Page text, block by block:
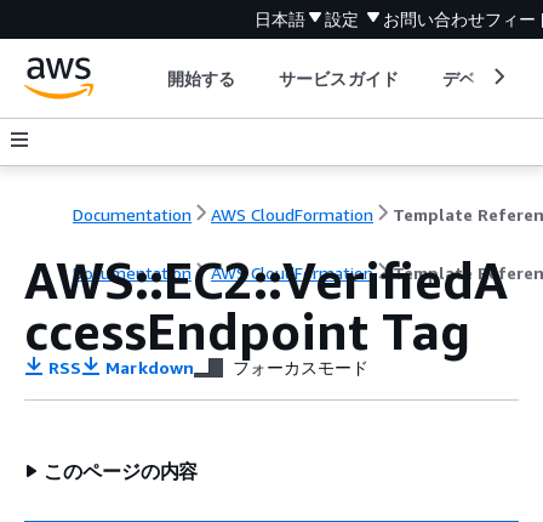
日本語 設定 お問い合わせフィー
開始する サービスガイド デベロッパ
Documentation AWS CloudFormation Template
Documentation AWS CloudFormation Template
AWS::EC2::VerifiedA
ccessEndpoint Tag
RSS Markdown フォーカスモード
このページの内容